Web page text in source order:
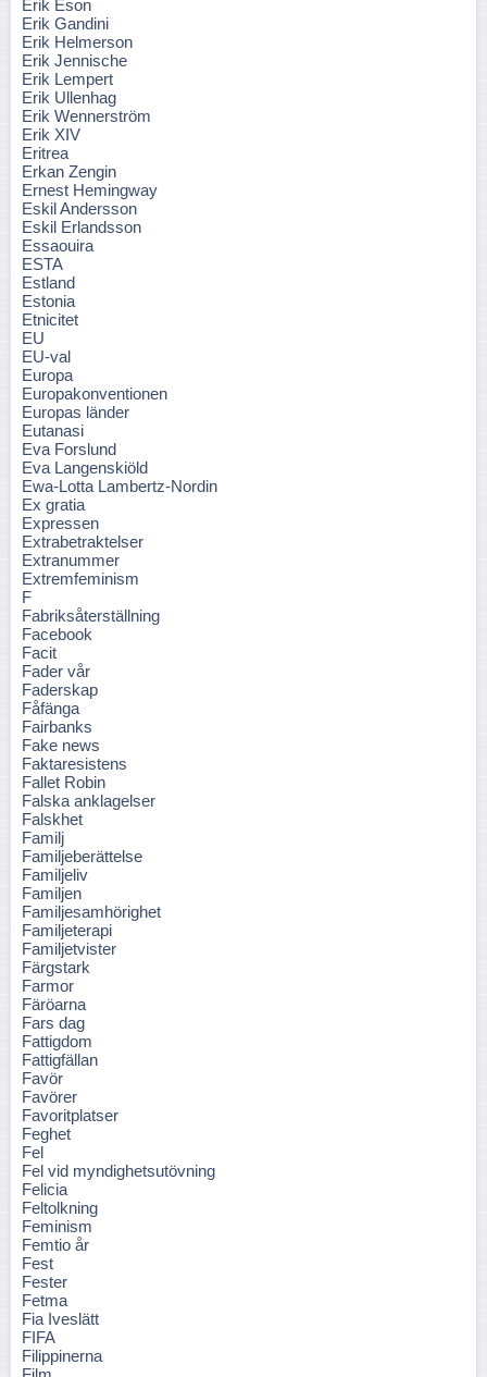
Erik Eson
Erik Gandini
Erik Helmerson
Erik Jennische
Erik Lempert
Erik Ullenhag
Erik Wennerström
Erik XIV
Eritrea
Erkan Zengin
Ernest Hemingway
Eskil Andersson
Eskil Erlandsson
Essaouira
ESTA
Estland
Estonia
Etnicitet
EU
EU-val
Europa
Europakonventionen
Europas länder
Eutanasi
Eva Forslund
Eva Langenskiöld
Ewa-Lotta Lambertz-Nordin
Ex gratia
Expressen
Extrabetraktelser
Extranummer
Extremfeminism
F
Fabriksåterställning
Facebook
Facit
Fader vår
Faderskap
Fåfänga
Fairbanks
Fake news
Faktaresistens
Fallet Robin
Falska anklagelser
Falskhet
Familj
Familjeberättelse
Familjeliv
Familjen
Familjesamhörighet
Familjeterapi
Familjetvister
Färgstark
Farmor
Färöarna
Fars dag
Fattigdom
Fattigfällan
Favör
Favörer
Favoritplatser
Feghet
Fel
Fel vid myndighetsutövning
Felicia
Feltolkning
Feminism
Femtio år
Fest
Fester
Fetma
Fia Iveslätt
FIFA
Filippinerna